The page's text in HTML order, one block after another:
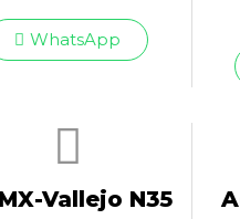
WhatsApp
Vallejo N35